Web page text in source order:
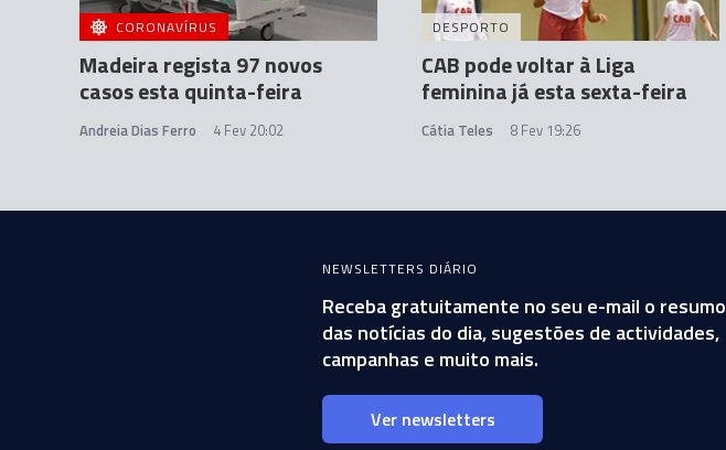
CORONAVÍRUS
Madeira regista 97 novos
casos esta quinta-feira
Andreia Dias Ferro 4 Fev 20:02
DESPORTO
CAB pode voltar à Liga
feminina já esta sexta-feira
Cátia Teles 8 Fev 19:26
NEWSLETTERS DIÁRIO
Receba gratuitamente no seu e-mail o resumo
das notícias do dia, sugestões de actividades,
campanhas e muito mais.
Ver newsletters